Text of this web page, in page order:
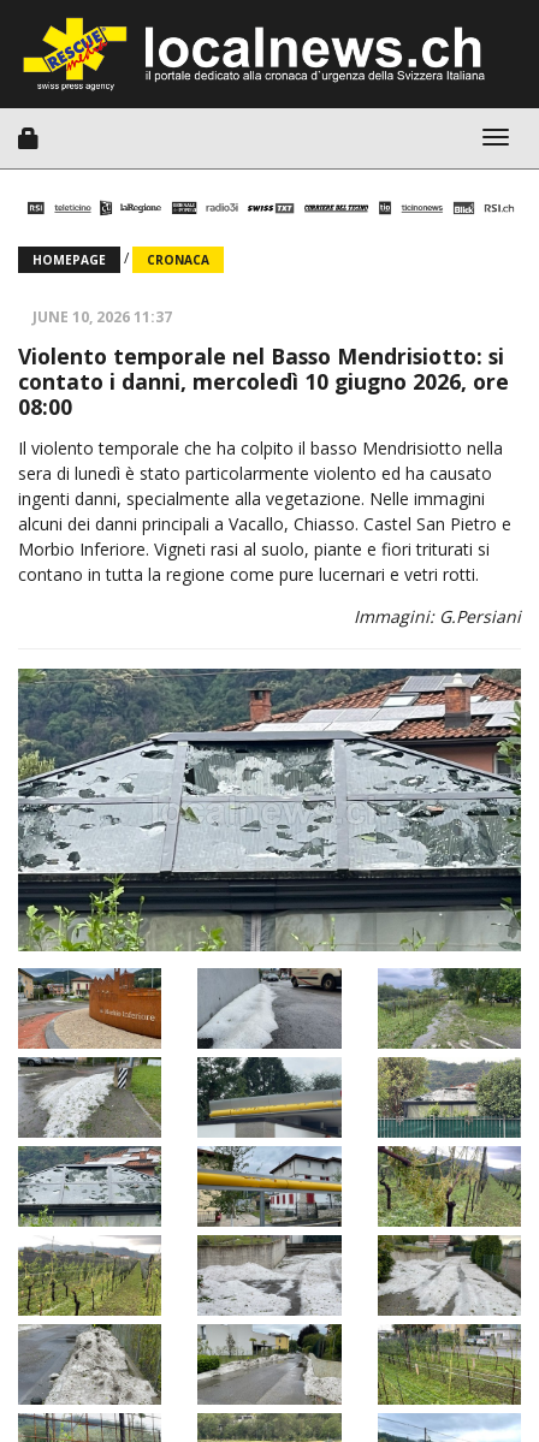
HOMEPAGE / CRONACA
JUNE 10, 2026 11:37
Violento temporale nel Basso Mendrisiotto: si
contato i danni, mercoledì 10 giugno 2026, ore
08:00
Il violento temporale che ha colpito il basso Mendrisiotto nella
sera di lunedì è stato particolarmente violento ed ha causato
ingenti danni, specialmente alla vegetazione. Nelle immagini
alcuni dei danni principali a Vacallo, Chiasso. Castel San Pietro e
Morbio Inferiore. Vigneti rasi al suolo, piante e fiori triturati si
contano in tutta la regione come pure lucernari e vetri rotti.
Immagini: G.Persiani